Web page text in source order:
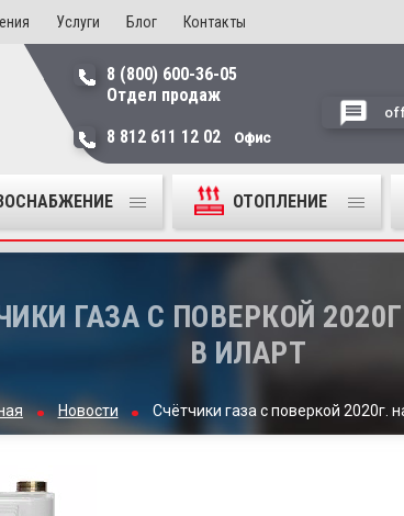
Услуги Блог Контакты
8 (800) 600-36-05
Отдел продаж
8 812 611 12 02
Офис
ОТОПЛЕНИЕ
ГАЗА С ПОВЕРКОЙ
В ИЛАРТ
Новости Счётчики газа с поверкой 2020г.